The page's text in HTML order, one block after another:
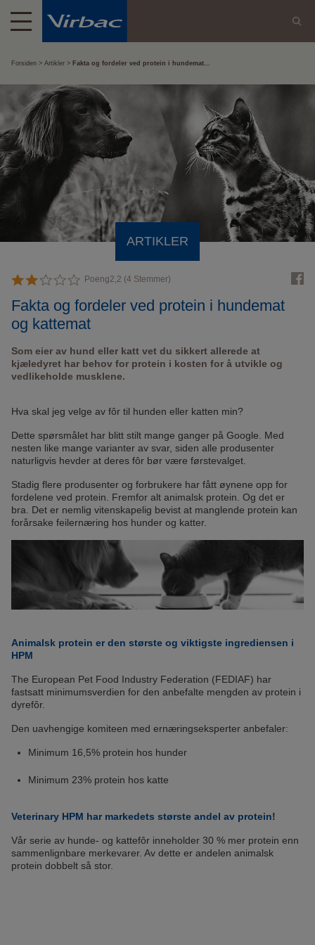
Forsiden Artikler Fakta og fordeler ved protein i hundemat...
ARTIKLER
Poeng2,2 (4 Stemmer)
Fakta og fordeler ved protein i hundemat
og kattemat
Som eier av hund eller katt vet du sikkert allerede at
kjæledyret har behov for protein i kosten for å utvikle og
vedlikeholde musklene.
Hva skal jeg velge av fôr til hunden eller katten min?
Dette spørsmålet har blitt stilt mange ganger på Google. Med
nesten like mange varianter av svar, siden alle produsenter
naturligvis hevder at deres fôr bør være førstevalget.
Stadig flere produsenter og forbrukere har fått øynene opp for
fordelene ved protein. Fremfor alt animalsk protein. Og det er
bra. Det er nemlig vitenskapelig bevist at manglende protein kan
forårsake feilernæring hos hunder og katter.
Animalsk protein er den største og viktigste ingrediensen i
HPM
The European Pet Food Industry Federation (FEDIAF) har
fastsatt minimumsverdien for den anbefalte mengden av protein i
dyrefôr.
Den uavhengige komiteen med ernæringseksperter anbefaler:
Minimum 16,5% protein hos hunder
Minimum 23% protein hos katte
Veterinary HPM har markedets største andel av protein!
Vår serie av hunde- og kattefôr inneholder 30 % mer protein enn
sammenlignbare merkevarer. Av dette er andelen animalsk
protein dobbelt så stor.